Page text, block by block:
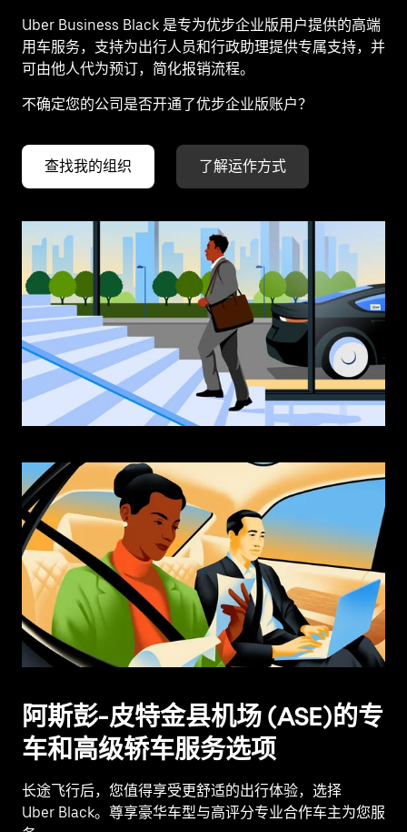
Uber Business Black 是专为优步企业版用户提供的高端
用车服务，支持为出行人员和行政助理提供专属支持，并
可由他人代为预订，简化报销流程。
不确定您的公司是否开通了优步企业版账户？
查找我的组织 了解运作方式
阿斯彭-皮特金县机场 (ASE)的专
车和高级轿车服务选项
长途飞行后，您值得享受更舒适的出行体验，选择
Uber Black。尊享豪华车型与高评分专业合作车主为您服